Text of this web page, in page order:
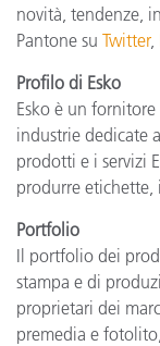
novità, tendenze,
Pantone su Twitter,
Profilo di Esko
Esko è un
industrie dedicate
prodotti e i servizi
produrre
Portfolio
Il portfolio dei
stampa e di
proprietari dei
premedia e